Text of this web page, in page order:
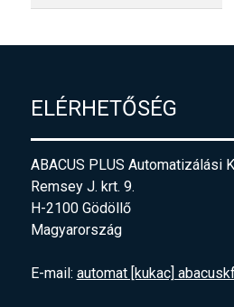
ELÉRHETŐSÉG
ABACUS PLUS Automatizálási
Remsey J. krt. 9.
H-2100 Gödöllő
Magyarország
E-mail: automat [kukac]